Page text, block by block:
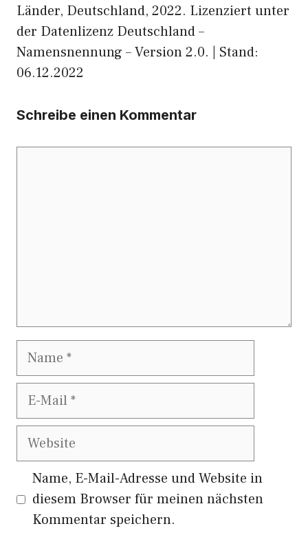
Länder, Deutschland, 2022. Lizenziert unter
der Datenlizenz Deutschland –
Namensnennung – Version 2.0. | Stand:
06.12.2022
Schreibe einen Kommentar
Name
E-
Website
Name, E-Mail-Adresse und Website in
diesem Browser für meinen nächsten
Kommentar speichern.